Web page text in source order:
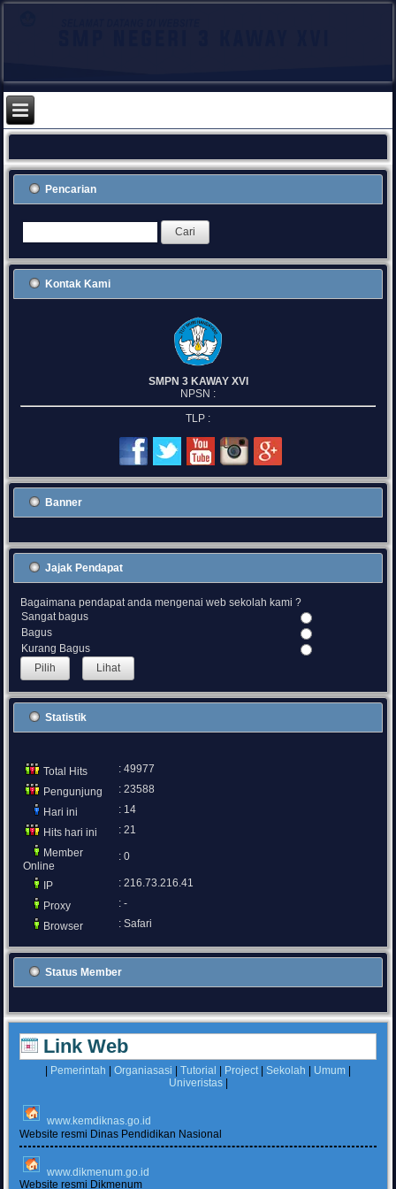
Pencarian
Kontak Kami
SMPN 3 KAWAY XVI
NPSN :
TLP :
Banner
Jajak Pendapat
Bagaimana pendapat anda mengenai web sekolah kami ?
Sangat bagus
Bagus
Kurang Bagus
Lihat
Statistik
Total Hits
: 49977
Pengunjung
: 23588
Hari ini
: 14
Hits hari ini
: 21
Member
Online
: 0
IP
: 216.73.216.41
Proxy
: -
Browser
: Safari
Status Member
Link Web
Pemerintah Organiasasi Tutorial Project| Sekolah Umum
Univeristas|
www.kemdiknas.go.id
Website resmi Dinas Pendidikan Nasional
www.dikmenum.go.id
Website resmi Dikmenum